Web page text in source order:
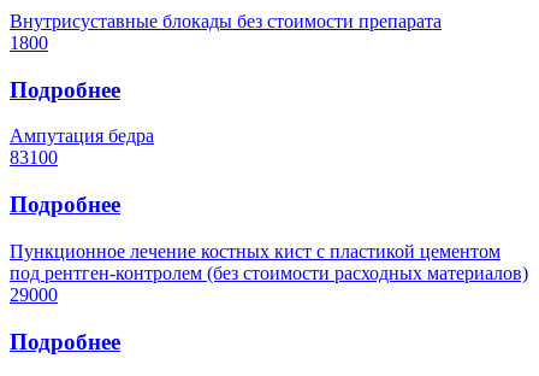
Внутрисуставные блокады без стоимости препарата
1800
Подробнее
Ампутация бедра
83100
Подробнее
Пункционное лечение костных кист с пластикой цементом
под рентген-контролем (без стоимости расходных материалов)
29000
Подробнее